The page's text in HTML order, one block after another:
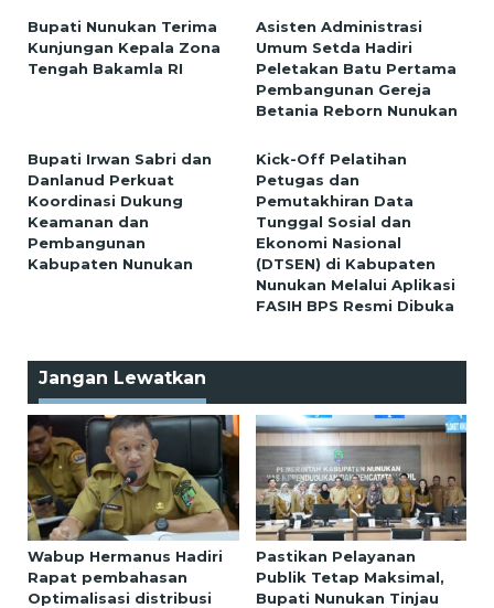
Bupati Nunukan Terima
Kunjungan Kepala Zona
Tengah Bakamla RI
Asisten Administrasi
Umum Setda Hadiri
Peletakan Batu Pertama
Pembangunan Gereja
Betania Reborn Nunukan
Bupati Irwan Sabri dan
Danlanud Perkuat
Koordinasi Dukung
Keamanan dan
Pembangunan
Kabupaten Nunukan
Kick-Off Pelatihan
Petugas dan
Pemutakhiran Data
Tunggal Sosial dan
Ekonomi Nasional
(DTSEN) di Kabupaten
Nunukan Melalui Aplikasi
FASIH BPS Resmi Dibuka
Jangan Lewatkan
Wabup Hermanus Hadiri
Rapat pembahasan
Optimalisasi distribusi
Pastikan Pelayanan
Publik Tetap Maksimal,
Bupati Nunukan Tinjau